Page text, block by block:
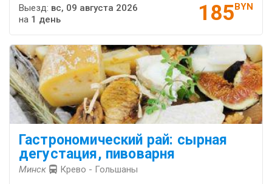
185BYN
Выезд: вс, 09 августа 2026
на 1 день
Гастрономический рай: сырная
дегустация, пивоварня
Минск Крево - Гольшаны